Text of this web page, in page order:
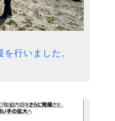
行いました。